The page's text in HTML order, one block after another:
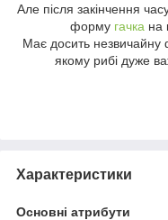
Але після закінчення
форму гачка на
Має досить незвичайну
якому рибі дуже
Характеристики
Основні атрибути